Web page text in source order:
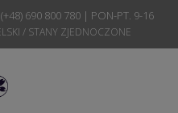
(+48) 690 800 780 | PON-PT. 9-16